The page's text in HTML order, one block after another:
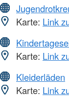
Karte: Link
Karte: Link
Kleiderläden
Karte: Link